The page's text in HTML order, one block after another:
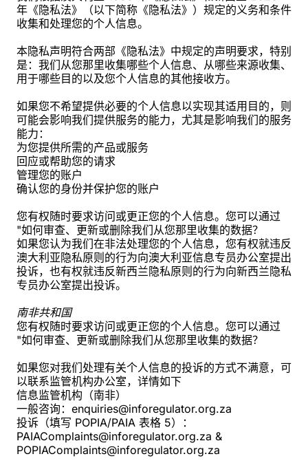
年《隐私法》（以下简称《隐私法》）规定的义务和条件
收集和处理您的个人信息。
本隐私声明符合两部《隐私法》中规定的声明要求，特别
是：我们从您那里收集哪些个人信息、从哪些来源收集、
用于哪些目的以及您个人信息的其他接收方。
如果您不希望提供必要的个人信息以实现其适用目的，则
可能会影响我们提供服务的能力，尤其是影响我们的服务
能力：
为您提供所需的产品或服务
回应或帮助您的请求
管理您的账户
确认您的身份并保护您的账户
您有权随时要求访问或更正您的个人信息。您可以通过
"如何审查、更新或删除我们从您那里收集的数据？
如果您认为我们在非法处理您的个人信息，您有权就违反
澳大利亚隐私原则的行为向澳大利亚信息专员办公室提出
投诉，也有权就违反新西兰隐私原则的行为向新西兰隐私
专员办公室提出投诉。
南非共和国
您有权随时要求访问或更正您的个人信息。您可以通过
"如何审查、更新或删除我们从您那里收集的数据？
如果您对我们处理有关个人信息的投诉的方式不满意，可
以联系监管机构办公室，详情如下
信息监管机构（南非）
一般咨询：enquiries@inforegulator.org.za
投诉（填写 POPIA/PAIA 表格 5）：
PAIAComplaints@inforegulator.org.za &
POPIAComplaints@inforegulator.org.za